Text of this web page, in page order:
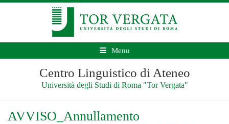
Menu
Centro Linguistico di Ateneo
Università degli Studi di Roma "Tor Vergata"
AVVISO_Annullamento